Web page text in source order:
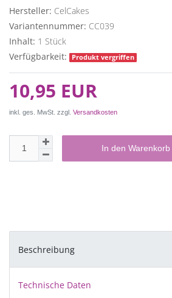
Hersteller: CelCakes
Variantennummer: CC039
Inhalt: 1 Stück
Verfügbarkeit:
Produkt vergriffen
10,95 EUR
inkl. ges. MwSt. zzgl. Versandkosten
In den Warenkorb
Beschreibung
Technische Daten